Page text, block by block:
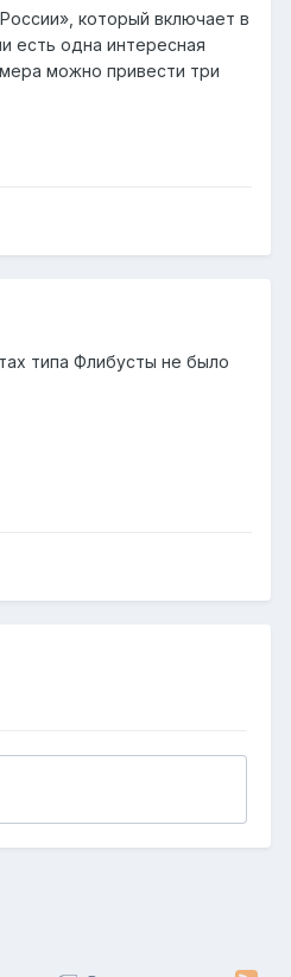
который включает в
есть одна интересная
можно привести три
типа Флибусты не было